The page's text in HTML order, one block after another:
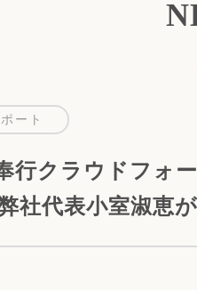
ート
行クラウドフォ
社代表小室淑恵